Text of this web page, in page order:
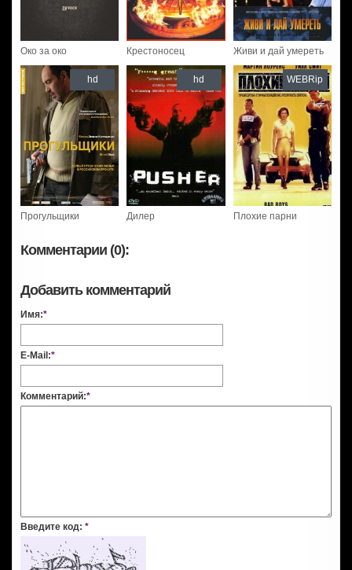
Око за око Крестоносец Живи и дай умереть
Прогульщики
hd
Дилер
hd
Плохие парни
WEBRip
Комментарии (0):
Добавить комментарий
Имя:*
E-Mail:*
Комментарий:*
Введите код: *